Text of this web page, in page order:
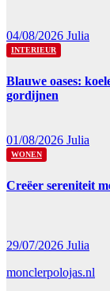
04/08/2026 Julia
INTERIEUR
Blauwe oases:
gordijnen
01/08/2026 Julia
WONEN
Creëer sereniteit
29/07/2026 Julia
monclerpolojas.nl